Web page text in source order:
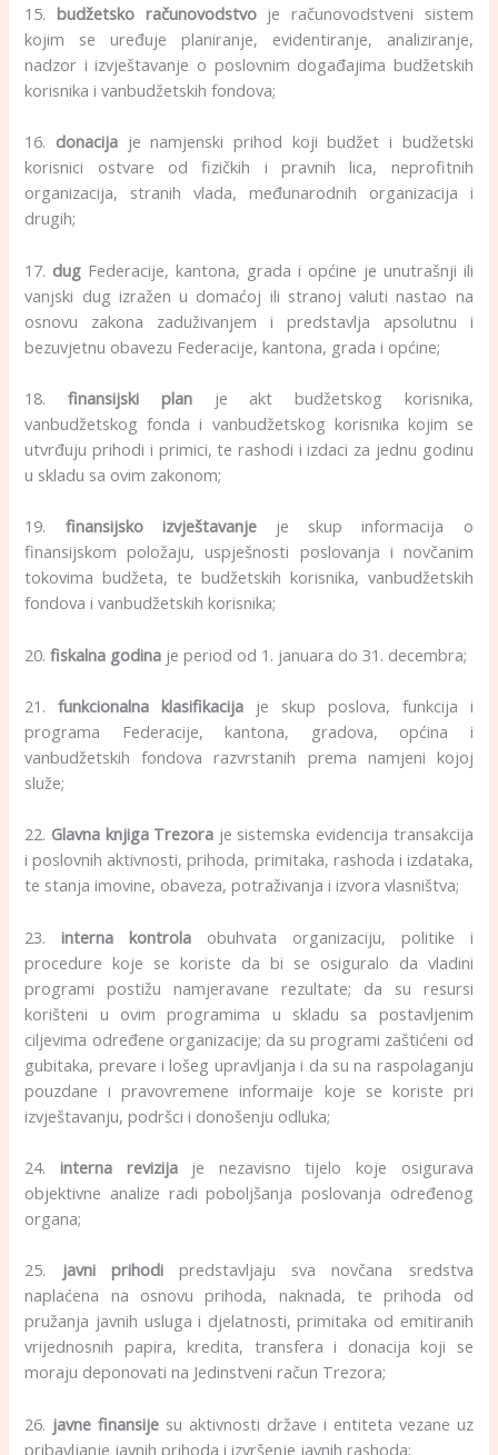
15.budžetsko računovodstvo je računovodstveni sistem
kojim se uređuje planiranje, evidentiranje, analiziranje,
nadzor i izvještavanje o poslovnim događajima budžetskih
korisnika i vanbudžetskih fondova;
16. donacija je namjenski prihod koji budžet i budžetski
korisnici ostvare od fizičkih i pravnih lica, neprofitnih
organizacija, stranih vlada, međunarodnih organizacija i
drugih;
17. dug Federacije, kantona, grada i općine je unutrašnji ili
vanjski dug izražen u domaćoj ili stranoj valuti nastao na
osnovu zakona zaduživanjem i predstavlja apsolutnu i
bezuvjetnu obavezu Federacije, kantona, grada i općine;
18.finansijski plan je akt budžetskog korisnika,
vanbudžetskog fonda i vanbudžetskog korisnika kojim se
utvrđuju prihodi i primici, te rashodi i izdaci za jednu godinu
u skladu sa ovim zakonom;
19. finansijsko izvještavanje je skup informacija o
finansijskom položaju, uspješnosti poslovanja i novčanim
tokovima budžeta, te budžetskih korisnika, vanbudžetskih
fondova i vanbudžetskih korisnika;
20.fiskalna godina je period od 1. januara do 31. decembra;
21.funkcionalna klasifikacija je skup poslova, funkcija i
programa Federacije, kantona, gradova, općina i
vanbudžetskih fondova razvrstanih prema namjeni kojoj
služe;
22. Glavna knjiga Trezora je sistemska evidencija transakcija
i poslovnih aktivnosti, prihoda, primitaka, rashoda i izdataka,
te stanja imovine, obaveza, potraživanja i izvora vlasništva;
23.interna kontrola obuhvata organizaciju, politike i
procedure koje se koriste da bi se osiguralo da vladini
programi postižu namjeravane rezultate; da su resursi
korišteni u ovim programima u skladu sa postavljenim
ciljevima određene organizacije; da su programi zaštićeni od
gubitaka, prevare i lošeg upravljanja i da su na raspolaganju
pouzdane i pravovremene informaije koje se koriste pri
izvještavanju, podršci i donošenju odluka;
24.interna revizija je nezavisno tijelo koje osigurava
objektivne analize radi poboljšanja poslovanja određenog
organa;
25. javni prihodipredstavljaju sva novčana sredstva
naplaćena na osnovu prihoda, naknada, te prihoda od
pružanja javnih usluga i djelatnosti, primitaka od emitiranih
vrijednosnih papira, kredita, transfera i donacija koji se
moraju deponovati na Jedinstveni račun Trezora;
26. javne finansije su aktivnosti države i entiteta vezane uz
pribavljanje javnih prihoda i izvršenje javnih rashoda;